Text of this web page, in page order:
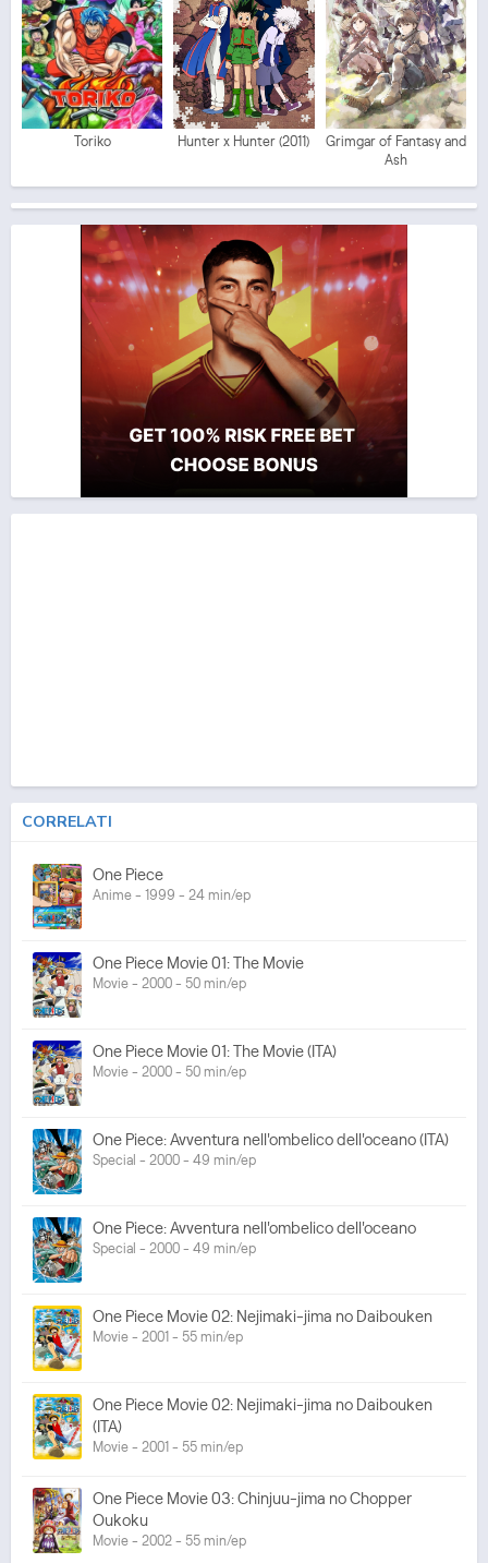
Toriko Hunter x Hunter (2011)
Grimgar of Fantasy and
Ash
CORRELATI
One Piece
Anime - 1999 - 24 min/ep
One Piece Movie 01: The Movie
Movie - 2000 - 50 min/ep
One Piece Movie 01: The Movie (ITA)
Movie - 2000 - 50 min/ep
One Piece: Avventura nell'ombelico dell'oceano (ITA)
Special - 2000 - 49 min/ep
One Piece: Avventura nell'ombelico dell'oceano
Special - 2000 - 49 min/ep
One Piece Movie 02: Nejimaki-jima no Daibouken
Movie - 2001 - 55 min/ep
One Piece Movie 02: Nejimaki-jima no Daibouken
(ITA)
Movie - 2001 - 55 min/ep
One Piece Movie 03: Chinjuu-jima no Chopper
Oukoku
Movie - 2002 - 55 min/ep